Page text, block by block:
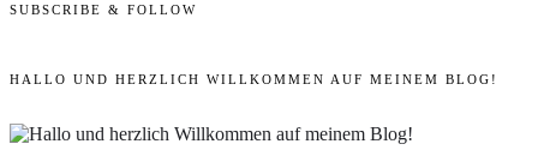
SUBSCRIBE & FOLLOW
HALLO UND HERZLICH WILLKOMMEN AUF MEINEM BLOG!